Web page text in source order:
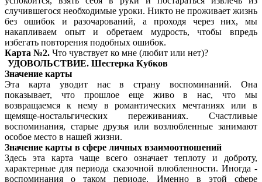
случившегося необходимые уроки. Никто не проживает жизнь
без ошибок и разочарований, а проходя через них, мы
накапливаем опыт и обретаем мудрость, чтобы впредь
избегать повторения подобных ошибок.
Карта №2. Что чувствует ко мне (любит или нет)?
УДОВОЛЬСТВИЕ. Шестерка Кубков
Значение карты
Эта карта уводит нас в страну воспоминаний. Она
показывает, что прошлое еще живо в нас, что мы
возвращаемся к нему в романтических мечтаниях или в
щемяще-ностальгических переживаниях. Счастливые
воспоминания, старые друзья или возлюбленные занимают
особое место в нашей жизни.
Значение карты в сфере личных взаимоотношений
Здесь эта карта чаще всего означает теплоту и доброту,
характерные для периода сказочной влюбленности. Иногда -
воспоминания о таком периоде. Именно в этой сфере